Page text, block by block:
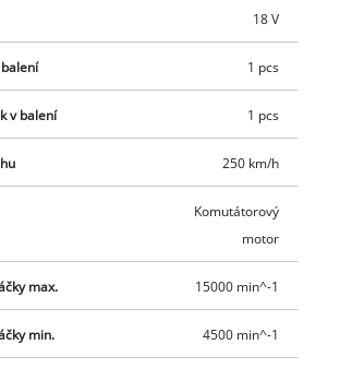
18 V
1 pcs
v balení 1 pcs
250 km/h
Komutátorový
motor
max. 15000 min^-1
min. 4500 min^-1